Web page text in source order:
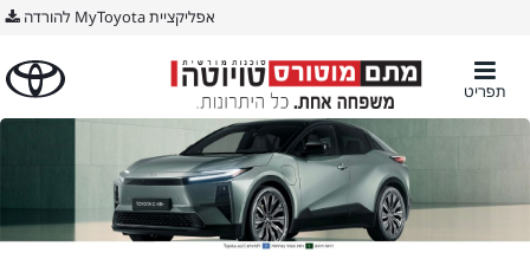
אפליקציית MyToyota להורדה
תפריט